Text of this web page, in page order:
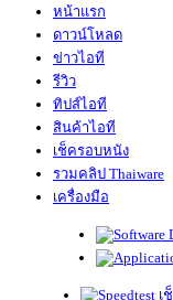
หน้าแรก
ดาวน์โหลด
ข่าวไอที
รีวิว
ทิปส์ไอที
สินค้าไอที
เช็ครอบหนัง
รวมคลิป Thaiware
เครื่องมือ
เ